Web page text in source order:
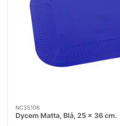
NC35106
Dycem Matta, Blå, 25 x 36 cm.